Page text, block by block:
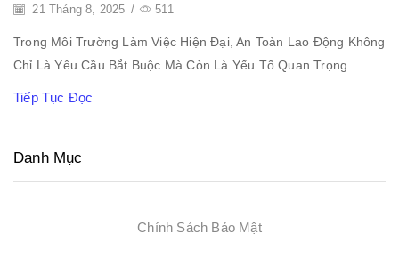
21 Tháng 8, 2025 / 511
Trong Môi Trường Làm Việc Hiện Đại, An Toàn Lao Động Không
Chỉ Là Yêu Cầu Bắt Buộc Mà Còn Là Yếu Tố Quan Trọng
Tiếp Tục Đọc
Danh Mục
Chính Sách Bảo Mật